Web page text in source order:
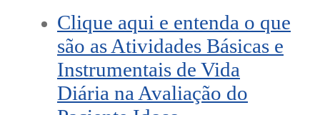
Clique aqui e entenda o que
são as Atividades Básicas e
Instrumentais de Vida
Diária na Avaliação do